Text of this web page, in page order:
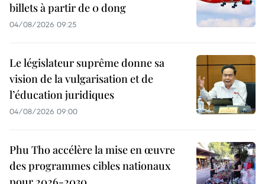
billets à partir de 0 dong
04/08/2026 09:25
Le législateur suprême donne sa
vision de la vulgarisation et de
l’éducation juridiques
04/08/2026 09:00
Phu Tho accélère la mise en œuvre
des programmes cibles nationaux